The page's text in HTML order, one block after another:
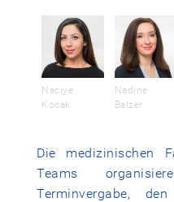
Naciye
Kocak
Nadine
Balzer
Die medizinischen
Teams
Terminvergabe,